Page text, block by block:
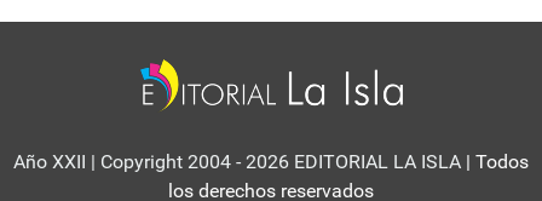
Año XXII | Copyright 2004 - 2026 EDITORIAL LA ISLA | Todos
los derechos reservados